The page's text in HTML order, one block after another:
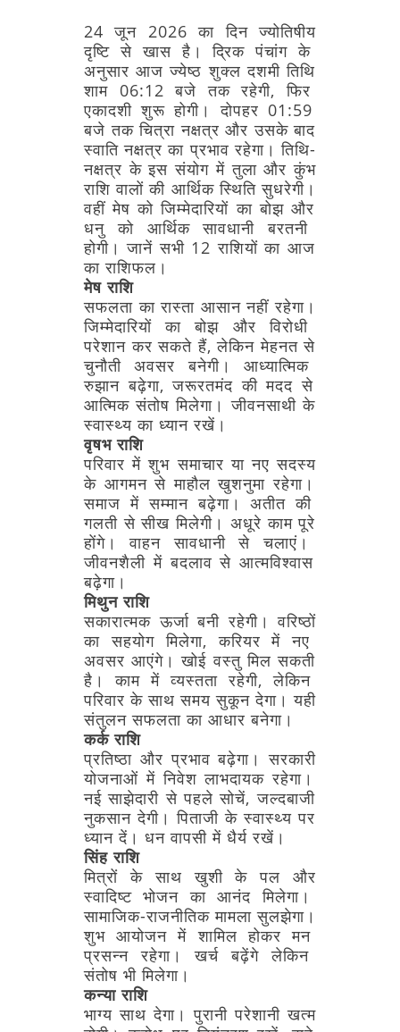
24 जून 2026 का दिनज्योतिषीय
दृष्टि सेखासहै। द्रिक पंचांग के
अनुसार आज ज्येष्ठ शुक्ल दशमीतिथि
शाम 06:12 बजे तकरहेगी, फिर
एकादशी शुरू होगी। दोपहर 01:59
बजे तकचित्रा नक्षत्र और उसकेबाद
स्वाति नक्षत्र का प्रभाव रहेगा। तिथि-
नक्षत्र केइस संयोग मेंतुलाऔर कुंभ
राशि वालों की आर्थिकस्थितिसुधरेगी।
वहींमेष को जिम्मेदारियों काबोझऔर
धनु कोआर्थिकसावधानी बरतनी
होगी। जानें सभी12 राशियोंका आज
का राशिफल।
मेष राशि
सफलता कारास्ता आसाननहींरहेगा।
जिम्मेदारियों का बोझ और विरोधी
परेशान कर सकते हैं, लेकिन मेहनतसे
चुनौती अवसर बनेगी।
आध्यात्मिक
रुझान बढ़ेगा, जरूरतमंद कीमदद से
आत्मिक संतोष मिलेगा। जीवनसाथीके
स्वास्थ्य का ध्यान रखें।
वृषभराशि
परिवार में शुभ समाचार यानए सदस्य
के आगमनसे माहौल खुशनुमा रहेगा।
समाज मेंसम्मानबढ़ेगा। अतीत की
गलती सेसीख मिलेगी। अधूरे कामपूरे
होंगे।
वाहन सावधानीसे चलाएं।
जीवनशैली मेंबदलाव से आत्मविश्वास
बढ़ेगा।
मिथुनराशि
सकारात्मक ऊर्जाबनी रहेगी। वरिष्ठों
का सहयोगमिलेगा, करियर में नए
अवसर आएंगे। खोई वस्तुमिल सकती
है।
काम में व्यस्तता रहेगी, लेकिन
परिवार के साथ समय सुकून देगा। यही
संतुलन सफलता का आधार बनेगा।
कर्कराशि
प्रतिष्ठा और प्रभाव बढ़ेगा। सरकारी
योजनाओं मेंनिवेश लाभदायक रहेगा।
नई साझेदारी सेपहले सोचें, जल्दबाजी
नुकसान देगी। पिताजी के स्वास्थ्य पर
ध्यान दें। धन वापसी में धैर्य रखें।
सिंह राशि
मित्रों केसाथ खुशीके पल और
स्वादिष्ट भोजन काआनंद मिलेगा।
सामाजिक-राजनीतिक मामला सुलझेगा।
शुभ आयोजन में शामिल होकर मन
प्रसन्न रहेगा। खर्च बढ़ेंगे लेकिन
संतोष भी मिलेगा।
कन्या राशि
भाग्य साथ देगा। पुरानी परेशानी खत्म